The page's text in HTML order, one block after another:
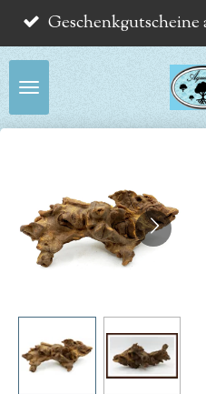
Zum
Hauptinhalt
springen